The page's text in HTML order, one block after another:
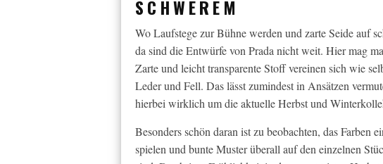
SCHWEREM
Wo Laufstege zur Bühne werden und zarte Seide auf
da sind die Entwürfe von Prada nicht weit. Hier mag
Zarte und leicht transparente Stoff vereinen sich wie
Leder und Fell. Das lässt zumindest in Ansätzen
hierbei wirklich um die aktuelle Herbst und
Besonders schön daran ist zu beobachten, das Farben
spielen und bunte Muster überall auf den einzelnen